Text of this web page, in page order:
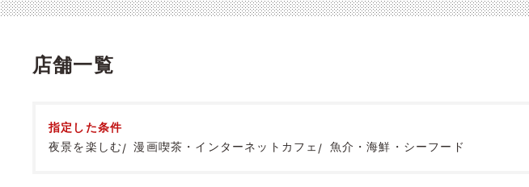
店舗一覧
指定した条件
夜景を楽しむ
漫画喫茶・インターネットカフェ 魚介・海鮮・シーフード